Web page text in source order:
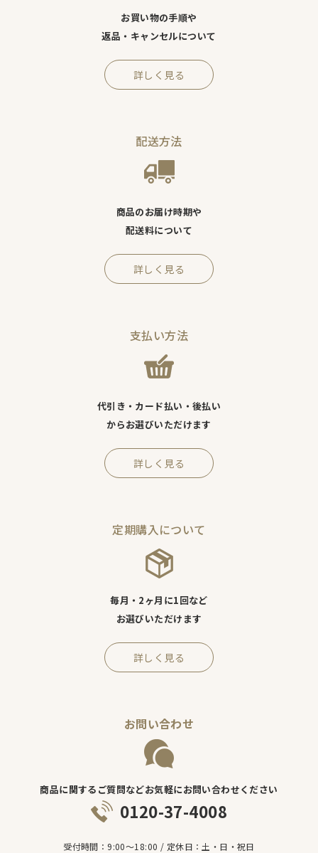
お買い物の手順や
返品・キャンセルについて
詳しく見る
配送方法
商品のお届け時期や
配送料について
詳しく見る
支払い方法
代引き・カード払い・後払い
からお選びいただけます
詳しく見る
定期購入について
毎月・2ヶ月に1回など
お選びいただけます
詳しく見る
お問い合わせ
商品に関するご質問などお気軽にお問い合わせください
0120-37-4008
受付時間：9:00～18:00 / 定休日：土・日・祝日